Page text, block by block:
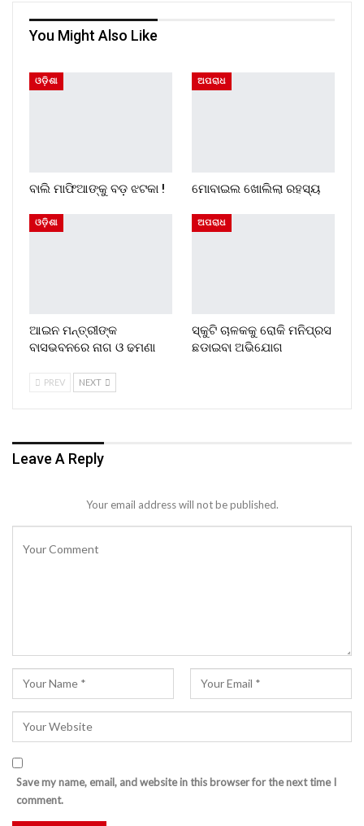
You Might Also Like
ଓଡ଼ିଶା
ବାଲି ମାଫିଆଙ୍କୁ ବଡ଼ ଝଟକା !
ଅପରାଧ
ମୋବାଇଲ ଖୋଲିଲା ରହସ୍ୟ
ଓଡ଼ିଶା
ଆଇନ ମନ୍ତ୍ରୀଙ୍କ
ବାସଭବନରେ ନାଗ ଓ ଢମଣା
ଅପରାଧ
ସ୍କୁଟି ଚାଳକକୁ ରୋକି ମନିପ୍ରସ
ଛଡାଇବା ଅଭିଯୋଗ
PREV NEXT
Leave A Reply
Your email address will not be published.
Save my name, email, and website in this browser for the next time I
comment.